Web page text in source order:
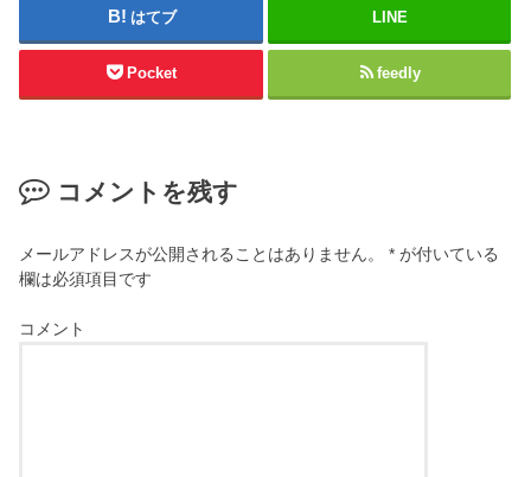
はてブ LINE
Pocket feedly
コメントを残す
メールアドレスが公開されることはありません。 * が付いている
欄は必須項目です
コメント